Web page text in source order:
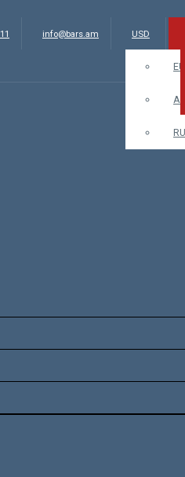
info@bars.am USD
EUR